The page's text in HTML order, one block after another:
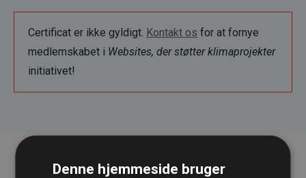
Certificat er ikke gyldigt. Kontakt os for at fornye
medlemskabet i Websites, der støtter klimaprojekter
initiativet!
Denne hjemmeside bruger